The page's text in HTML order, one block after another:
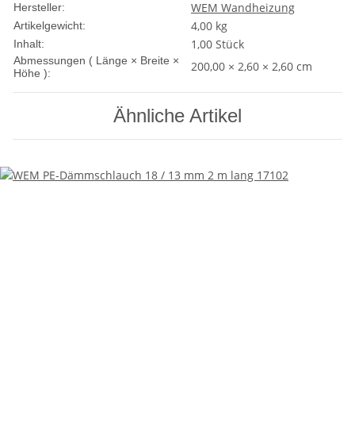
Hersteller: WEM Wandheizung
Artikelgewicht: 4,00 kg
Inhalt: 1,00 Stück
Abmessungen ( Länge × Breite ×
Höhe ):
200,00 × 2,60 × 2,60 cm
Ähnliche Artikel